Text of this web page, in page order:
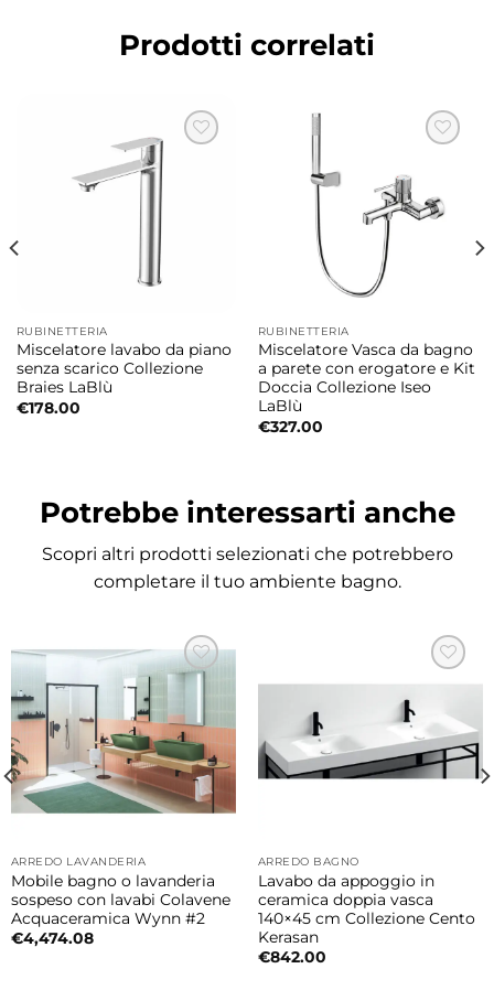
pulite ed essenziali pensate per valorizzare
ambienti bagno contemporanei con uno
Colonna doccia multifunzione completa
La struttura integra soffione doccia, lama
d’acqua a cascata, doccetta e miscelatore
meccanico offrendo comfort, praticità e
versatilità durante l’utilizzo quotidiano.
Soffione doccia integrato
Il soffione superiore garantisce una
distribuzione uniforme dell’acqua creando
un getto ampio, avvolgente e rilassante
Lama d’acqua a cascata effetto wellness
naturale e rilassante trasformando la doccia
in un’esperienza piacevole e rigenerante.
Doccetta pratica e versatile
La doccetta inclusa consente un utilizzo
pratico e flessibile risultando ideale per la
pulizia quotidiana della zona doccia.
Miscelatore meccanico integrato
regolazione semplice e precisa del flusso e
della temperatura dell’acqua garantendo
comfort e praticità.
Prodotti correlati
RUBINETTERIA
Miscelatore lavabo da piano
senza scarico Collezione
Braies LaBlù
€178.00
RUBINETTERIA
Miscelatore Vasca da bagno
a parete con erogatore e Kit
Doccia Collezione Iseo
LaBlù
€327.00
Potrebbe interessarti anche
Scopri altri prodotti selezionati che potrebbero
completare il tuo ambiente bagno.
ARREDO LAVANDERIA
Mobile bagno o lavanderia
sospeso con lavabi Colavene
Acquaceramica Wynn #2
€4,474.08
ARREDO BAGNO
Lavabo da appoggio in
ceramica doppia vasca
140×45 cm Collezione Cento
Kerasan
€842.00